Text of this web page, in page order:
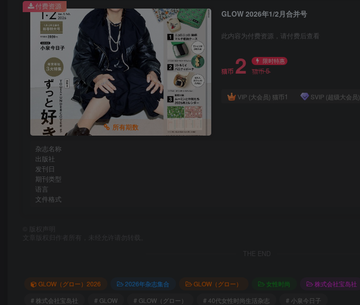
所有期数
GLOW 2026年1/2月合并号
此内容为付费资源，请付费后查看
猫币 2 限时特惠
猫币5
VIP (大会员) 猫币1 SVIP (超级大会员)
杂志名称
出版社
发刊日
期刊类型
语言
文件格式
付费资源
版权声明
文章版权归作者所有，未经允许请勿转载。
THE END
GLOW（グロー）2026 2026年杂志集合 GLOW（グロー） 女性时尚
株式会社宝岛社
# 株式会社宝岛社
# GLOW # GLOW（グロー） # 40代女性时尚生活杂志 # 小泉今日子